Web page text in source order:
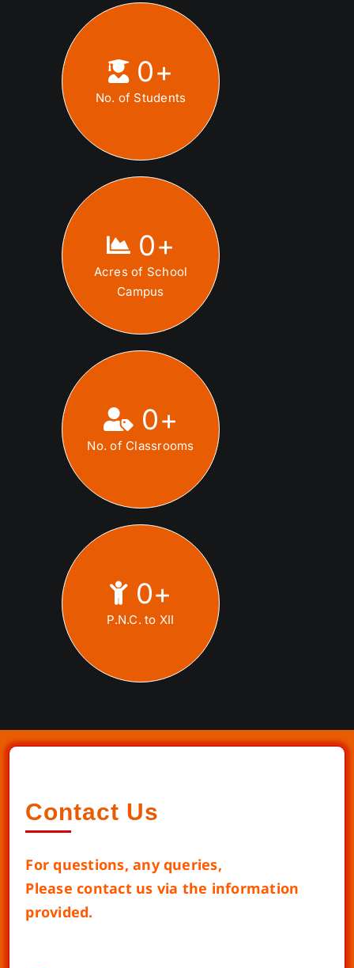
0+
No. of Students
0+
Acres of School
Campus
0+
No. of Classrooms
0+
P.N.C. to XII
Contact Us
For questions, any queries,
Please contact us via the information
provided.